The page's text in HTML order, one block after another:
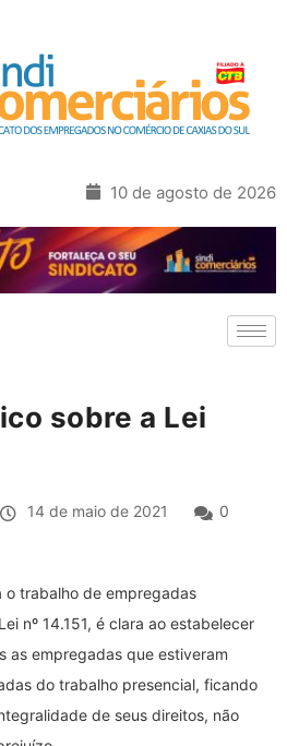
10 de agosto de 2026
sobre a Lei
14 de maio de 2021 0
o trabalho de empregadas
nº 14.151, é clara ao estabelecer
as empregadas que estiveram
do trabalho presencial, ficando
de seus direitos, não